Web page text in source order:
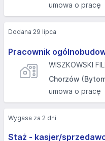
umowa o pracę
Pracownik
WISZKOWSKI
Chorzów
umowa o pracę
Dodana 29 lipca
Staż - kasjer/
Wygasa za 2 dni